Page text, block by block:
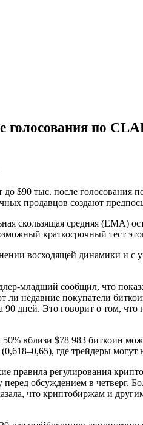
голосования по
$90 тыс. после голосования
продавцов создают
скользящая средняя (EMA)
краткосрочный тест
восходящей динамики и с
младший сообщил, что
ли недавние покупатели
дней. Это говорит о том,
вблизи $78 983 биткоин
где трейдеры могут
регулирования
обсуждением в четверг.
что криптобиржам и